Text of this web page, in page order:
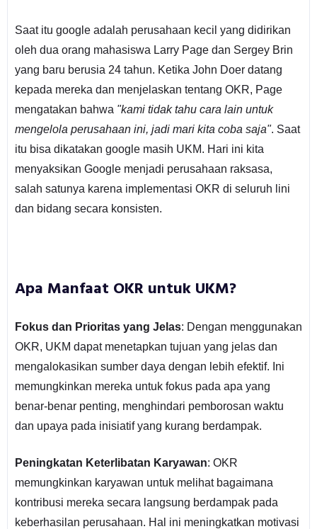
Saat itu google adalah perusahaan kecil yang didirikan
oleh dua orang mahasiswa Larry Page dan Sergey Brin
yang baru berusia 24 tahun. Ketika John Doer datang
kepada mereka dan menjelaskan tentang OKR, Page
mengatakan bahwa "kami tidak tahu cara lain untuk
mengelola perusahaan ini, jadi mari kita coba saja". Saat
itu bisa dikatakan google masih UKM. Hari ini kita
menyaksikan Google menjadi perusahaan raksasa,
salah satunya karena implementasi OKR di seluruh lini
dan bidang secara konsisten.
Apa Manfaat OKR untuk UKM?
Fokus dan Prioritas yang Jelas: Dengan menggunakan
OKR, UKM dapat menetapkan tujuan yang jelas dan
mengalokasikan sumber daya dengan lebih efektif. Ini
memungkinkan mereka untuk fokus pada apa yang
benar-benar penting, menghindari pemborosan waktu
dan upaya pada inisiatif yang kurang berdampak.
Peningkatan Keterlibatan Karyawan: OKR
memungkinkan karyawan untuk melihat bagaimana
kontribusi mereka secara langsung berdampak pada
keberhasilan perusahaan. Hal ini meningkatkan motivasi